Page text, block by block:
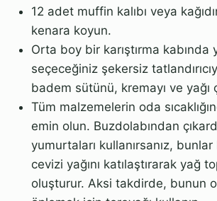
12 adet muffin kalıbı veya
kenara koyun.
Orta boy bir karıştırma kabında
seçeceğiniz şekersiz
badem sütünü, kremayı ve yağı
Tüm malzemelerin oda
emin olun. Buzdolabından
yumurtaları kullanırsanız,
cevizi yağını katılaştırarak yağ
oluşturur. Aksi takdirde, bunun